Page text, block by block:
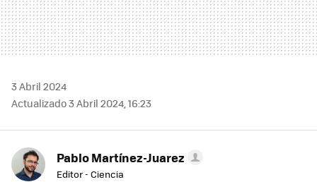
3 Abril 2024
Actualizado 3 Abril 2024, 16:23
Pablo Martínez-Juarez
Editor - Ciencia